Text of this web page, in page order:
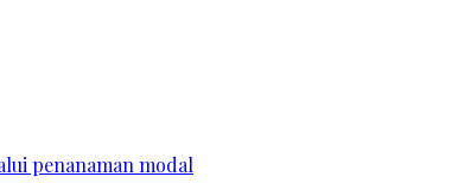
penanaman modal